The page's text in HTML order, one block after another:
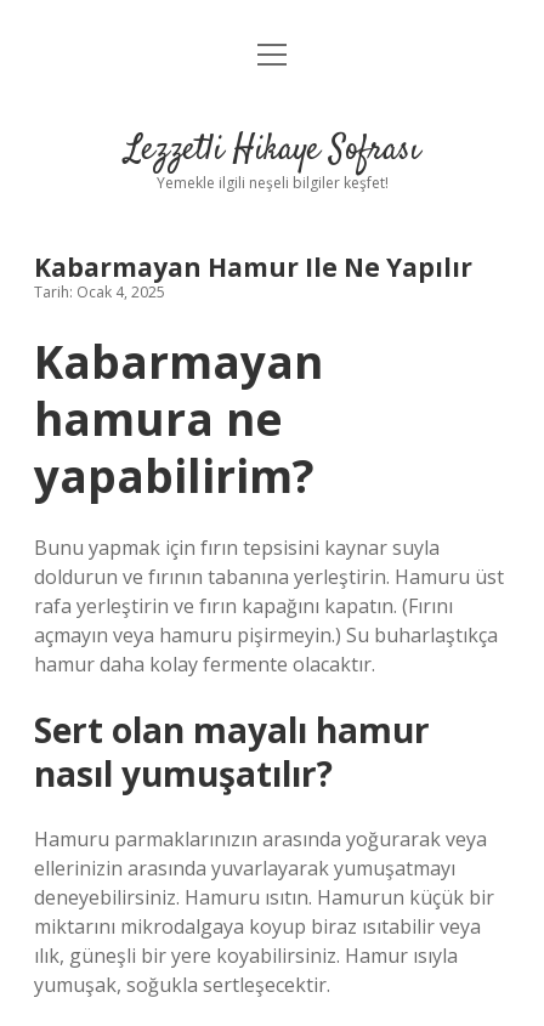
Anasayfa
Yasal Uyarı
menüyü
Lezzetli Hikaye Sofrası
Yemekle ilgili neşeli bilgiler keşfet!
Kabarmayan Hamur Ile Ne Yapılır
Tarih: Ocak 4, 2025
Kabarmayan
hamura ne
yapabilirim?
Bunu yapmak için fırın tepsisini kaynar suyla
doldurun ve fırının tabanına yerleştirin. Hamuru üst
rafa yerleştirin ve fırın kapağını kapatın. (Fırını
açmayın veya hamuru pişirmeyin.) Su buharlaştıkça
hamur daha kolay fermente olacaktır.
Sert olan mayalı hamur
nasıl yumuşatılır?
Hamuru parmaklarınızın arasında yoğurarak veya
ellerinizin arasında yuvarlayarak yumuşatmayı
deneyebilirsiniz. Hamuru ısıtın. Hamurun küçük bir
miktarını mikrodalgaya koyup biraz ısıtabilir veya
ılık, güneşli bir yere koyabilirsiniz. Hamur ısıyla
yumuşak, soğukla ​​sertleşecektir.